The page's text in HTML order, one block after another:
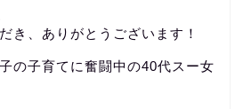
き、ありがとうございます！
の子育てに奮闘中の40代スー女